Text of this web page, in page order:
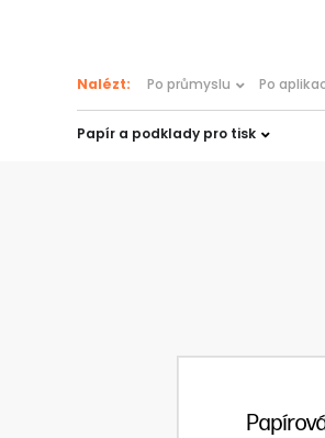
Papír a podklady pro tisk
Nalézt: Po průmyslu Po